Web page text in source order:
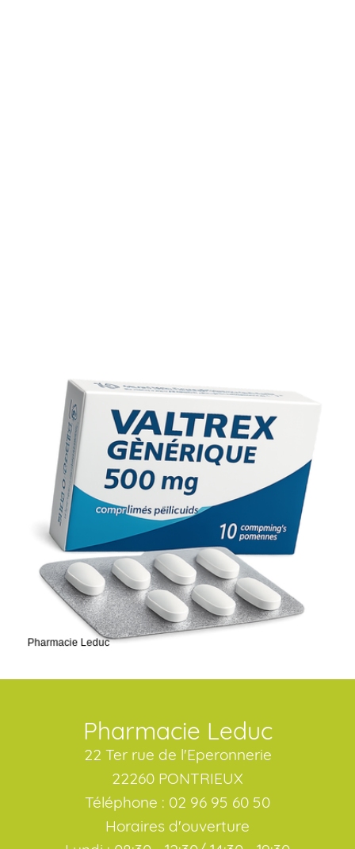
Pharmacie Leduc
22 Ter rue de l'Eperonnerie
22260 PONTRIEUX
Téléphone : 02 96 95 60 50
Horaires d'ouverture